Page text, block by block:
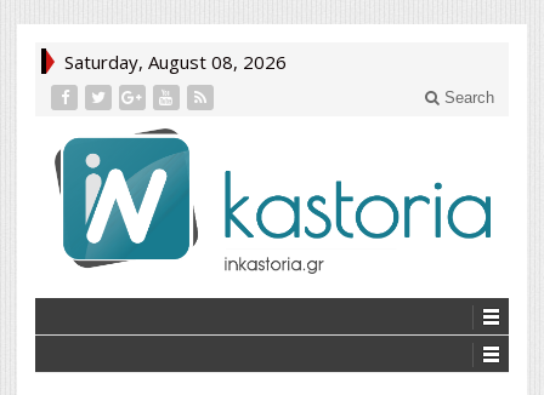
Saturday, August 08, 2026
Search